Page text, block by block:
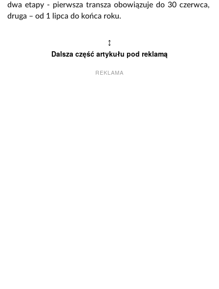
dwa etapy - pierwsza transza obowiązuje do 30 czerwca,
druga – od 1 lipca do końca roku.
↕
Dalsza część artykułu pod reklamą
REKLAMA